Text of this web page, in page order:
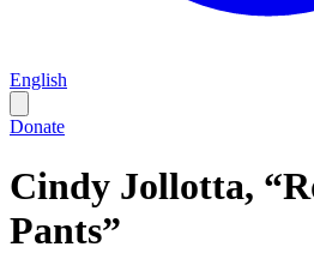
English
Donate
Cindy Jollotta,
Pants”